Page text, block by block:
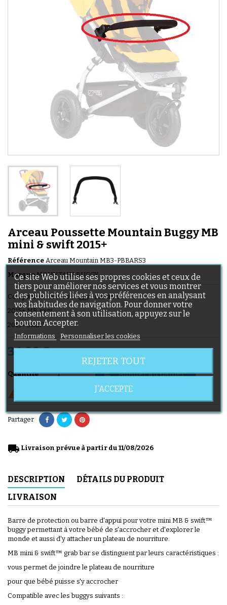
Arceau Poussette Mountain Buggy MB
mini & swift 2015+
Référence Arceau Mountain MB3-PBBARS3
Marque MOUNTAIN BUGGY
Compatible avec les buggys suivants :
2015+ MB mini
2015+ swift™
34,90 €
Quantité  Ajouter au panier
 Derniers articles en stock
Partager
local_shipping Livraison prévue à partir du 11/08/2026
DESCRIPTION
DÉTAILS DU PRODUIT
LIVRAISON
Barre de protection ou barre d'appui pour votre mini MB & swift™
buggy permettant à votre bébé de s'accrocher et d'explorer le
monde et aussi d'y attacher un plateau de nourriture.
MB mini & swift™ grab bar se distinguent par leurs caractéristiques :
vous permet de joindre le plateau de nourriture
pour que bébé puisse s'y accrocher
Compatible avec les buggys suivants :
Ce site Web utilise ses propres cookies et ceux de
tiers pour améliorer nos services et vous montrer
des publicités liées à vos préférences en analysant
vos habitudes de navigation. Pour donner votre
consentement à son utilisation, appuyez sur le
bouton Accepter.
Informations Personnaliser les cookies
REJETER TOUT
J'ACCEPTE